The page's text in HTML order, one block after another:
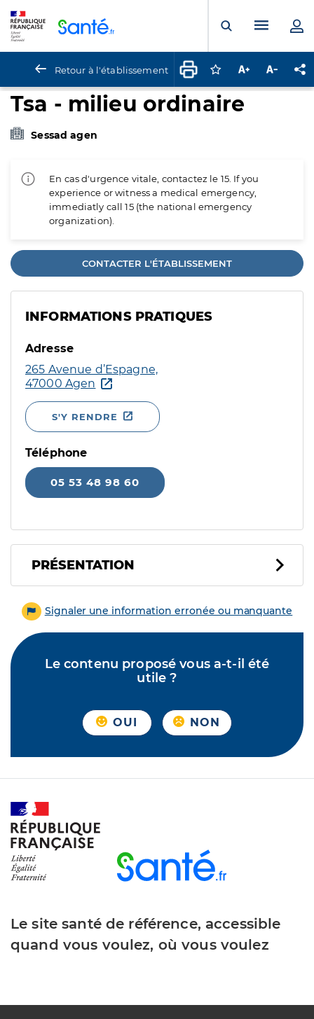
Ouvrir laMenu
Retour à l'établissement Connectez-vous
Augmenter la
Tsa - milieu ordinaire
Sessad agen
En cas d'urgence vitale, contactez le 15. If you
experience or witness a medical emergency,
immediatly call 15 (the national emergency
organization).
CONTACTER L'ÉTABLISSEMENT
INFORMATIONS PRATIQUES
Adresse
265 Avenue d’Espagne,
47000 Agen
S'Y RENDRE
Téléphone
05 53 48 98 60
PRÉSENTATION
Signaler une information erronée ou manquante
Le contenu proposé vous a-t-il été
utile ?
OUI NON
Le site santé de référence, accessible
quand vous voulez, où vous voulez